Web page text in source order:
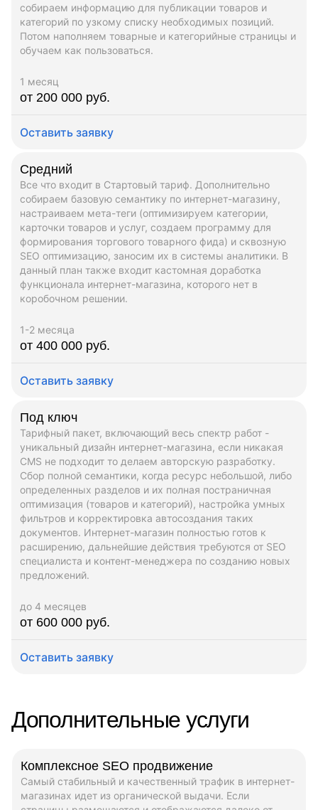
собираем информацию для публикации товаров и
категорий по узкому списку необходимых позиций.
Потом наполняем товарные и категорийные страницы и
обучаем как пользоваться.
1 месяц
от 200 000 руб.
Оставить заявку
Средний
Все что входит в Стартовый тариф. Дополнительно
собираем базовую семантику по интернет-магазину,
настраиваем мета-теги (оптимизируем категории,
карточки товаров и услуг, создаем программу для
формирования торгового товарного фида) и сквозную
SEO оптимизацию, заносим их в системы аналитики. В
данный план также входит кастомная доработка
функционала интернет-магазина, которого нет в
коробочном решении.
1-2 месяца
от 400 000 руб.
Оставить заявку
Под ключ
Тарифный пакет, включающий весь спектр работ -
уникальный дизайн интернет-магазина, если никакая
CMS не подходит то делаем авторскую разработку.
Сбор полной семантики, когда ресурс небольшой, либо
определенных разделов и их полная постраничная
оптимизация (товаров и категорий), настройка умных
фильтров и корректировка автосоздания таких
документов. Интернет-магазин полностью готов к
расширению, дальнейшие действия требуются от SEO
специалиста и контент-менеджера по созданию новых
предложений.
до 4 месяцев
от 600 000 руб.
Оставить заявку
Дополнительные услуги
Комплексное SEO продвижение
Самый стабильный и качественный трафик в интернет-
магазинах идет из органической выдачи. Если